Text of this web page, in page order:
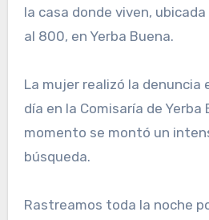
la casa donde viven,
al 800, en Yerba Buena.
La mujer realizó la denuncia
día en la Comisaría de Yerba
momento se montó un
búsqueda.
Rastreamos toda la noche